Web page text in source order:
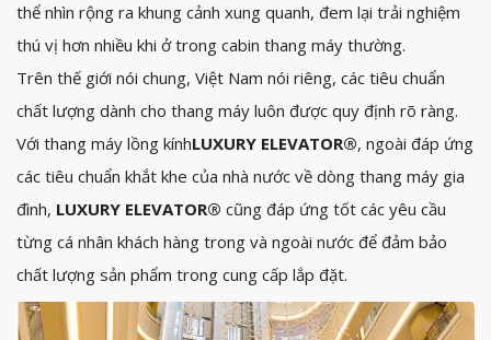
thể nhìn rộng ra khung cảnh xung quanh, đem lại trải nghiệm
thú vị hơn nhiều khi ở trong cabin thang máy thường.
Trên thế giới nói chung, Việt Nam nói riêng, các tiêu chuẩn
chất lượng dành cho thang máy luôn được quy định rõ ràng.
Với thang máy lồng kínhLUXURY ELEVATOR®, ngoài đáp ứng
các tiêu chuẩn khắt khe của nhà nước về dòng thang máy gia
đình, LUXURY ELEVATOR® cũng đáp ứng tốt các yêu cầu
từng cá nhân khách hàng trong và ngoài nước để đảm bảo
chất lượng sản phẩm trong cung cấp lắp đặt.